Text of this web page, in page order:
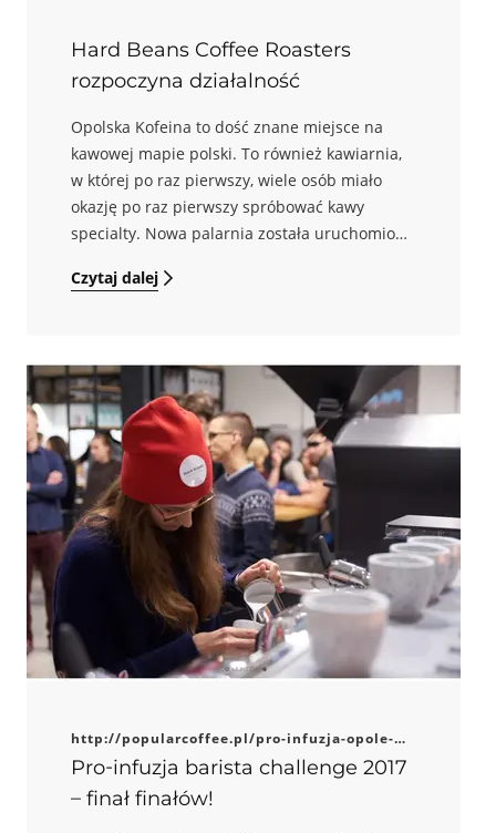
Hard Beans Coffee Roasters
rozpoczyna działalność
Opolska Kofeina to dość znane miejsce na
kawowej mapie polski. To również kawiarnia,
w której po raz pierwszy, wiele osób miało
okazję po raz pierwszy spróbować kawy
specialty. Nowa palarnia została uruchomiona
zamierzają prowadzić lokalnego biznesu.
Czytaj dalej
http://popularcoffee.pl/pro-infuzja-opole-
2017-wyniki/
Pro-infuzja barista challenge 2017
– finał finałów!